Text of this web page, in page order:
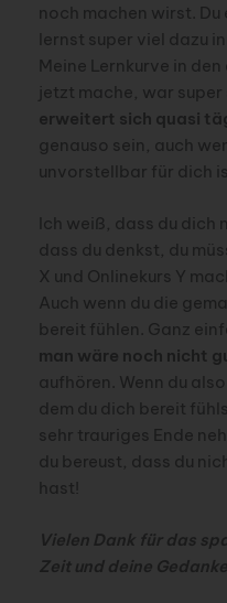
noch machen wirst.
lernst super viel dazu
Meine Lernkurve in
jetzt mache, war super
erweitert sich quasi
genauso sein, auch
unvorstellbar für dich
Ich weiß, dass du dich
dass du denkst, du
X und Onlinekurs Y
Auch wenn du die
bereit fühlen. Ganz
man wäre noch nicht
aufhören. Wenn du
dem du dich bereit
sehr trauriges Ende
du bereust, dass du
hast!
Vielen Dank für das
Zeit und deine